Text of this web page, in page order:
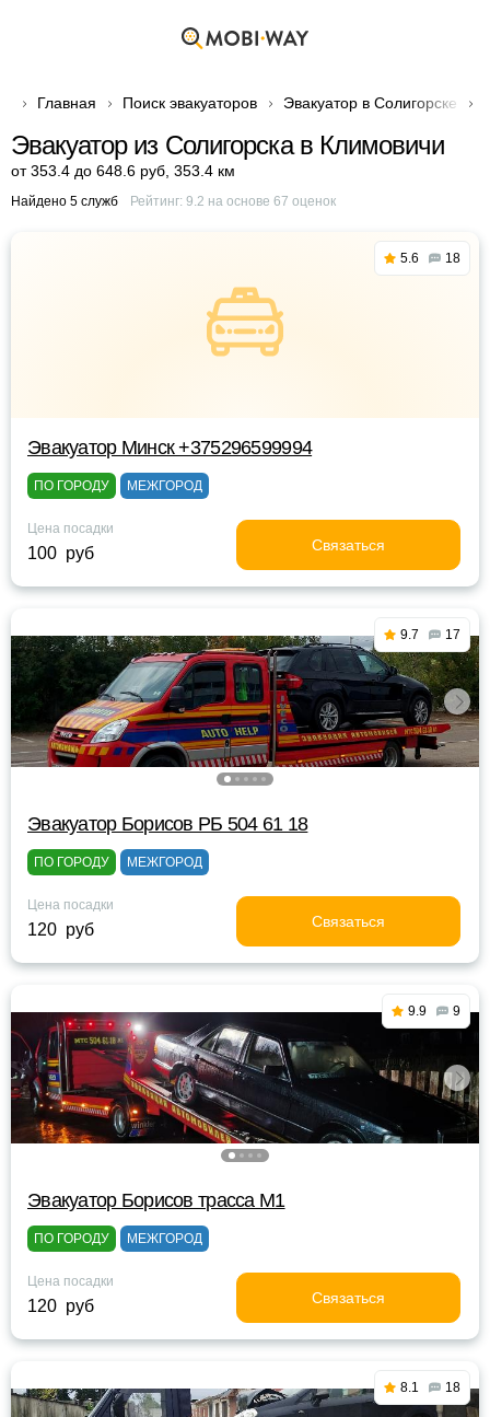
Главная Поиск эвакуаторов Эвакуатор в Солигорске
Эвакуатор из Солигорска в Климовичи
от 353.4 до 648.6 руб 353.4 км
Найдено 5 служб Рейтинг: 9.2 на основе 67 оценок
5.6 18
Эвакуатор Минск +375296599994
ПО ГОРОДУ МЕЖГОРОД
Цена посадки
100 руб Связаться
9.7 17
Эвакуатор Борисов РБ 504 61 18
ПО ГОРОДУ МЕЖГОРОД
Цена посадки
120 руб Связаться
9.9 9
Эвакуатор Борисов трасса М1
ПО ГОРОДУ МЕЖГОРОД
Цена посадки
120 руб Связаться
8.1 18